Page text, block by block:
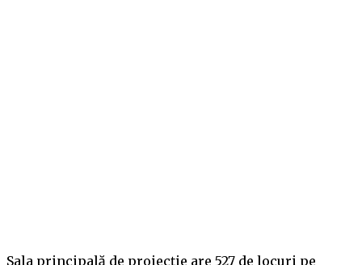
Sala principală de proiecție are 527 de locuri pe